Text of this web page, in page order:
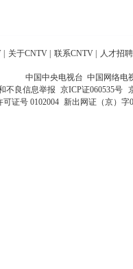
关于CNTV 联系CNTV 人才招聘
中国中央电视台 中国网络电
不良信息举报 京ICP证060535号
证号 0102004 新出网证（京）